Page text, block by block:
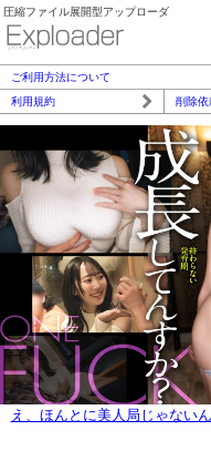
圧縮ファイル展開型アップローダ
ご利用方法について
利用規約
削除依
え、ほんとに美人局じゃない